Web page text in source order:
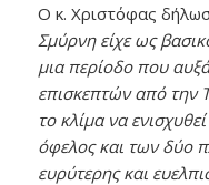
Ο κ. Χριστόφας
Σμύρνη είχε ως
μια περίοδο που
επισκεπτών από την
το κλίμα να
όφελος και των δύο
ευρύτερης και